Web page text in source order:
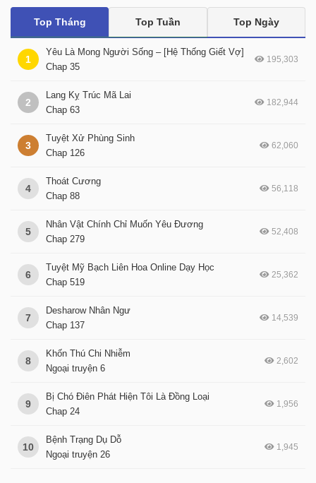
Top Tháng Top Tuần Top Ngày
1
Yêu Là Mong Người Sống – [Hệ Thống Giết Vợ]
Chap 35
195,303
2
Lang Kỵ Trúc Mã Lai
Chap 63
182,944
3
Tuyệt Xử Phùng Sinh
Chap 126
62,060
4
Thoát Cương
Chap 88
56,118
5
Nhân Vật Chính Chỉ Muốn Yêu Đương
Chap 279
52,408
6
Tuyệt Mỹ Bạch Liên Hoa Online Dạy Học
Chap 519
25,362
7
Desharow Nhân Ngư
Chap 137
14,539
8
Khốn Thú Chi Nhiễm
Ngoại truyện 6
2,602
9
Bị Chó Điên Phát Hiện Tôi Là Đồng Loại
Chap 24
1,956
10
Bệnh Trạng Dụ Dỗ
Ngoại truyện 26
1,945